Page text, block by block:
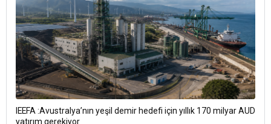
IEEFA :Avustralya’nın yeşil demir hedefi için yıllık 170 milyar AUD
yatırım gerekiyor